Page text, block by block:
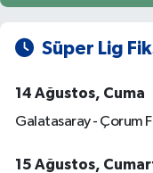
Süper Lig
14 Ağustos, Cuma
Galatasaray - Çorum
15 Ağustos,